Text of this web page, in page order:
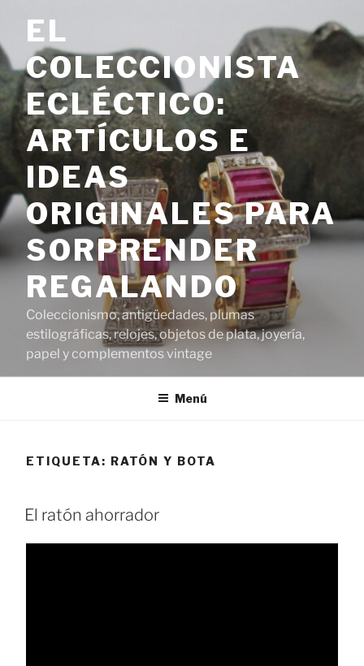
contenido
EL
COLECCIONISTA
ECLÉCTICO:
ARTÍCULOS E
IDEAS
ORIGINALES PARA
SORPRENDER
REGALANDO
Coleccionismo, antigüedades, plumas
estilográficas, relojes, objetos de plata, joyería,
papel y complementos vintage
Menú
ETIQUETA: RATÓN Y BOTA
El ratón ahorrador